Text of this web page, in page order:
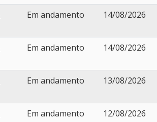
Em andamento 14/08/2026
Em andamento 14/08/2026
Em andamento 13/08/2026
Em andamento 12/08/2026